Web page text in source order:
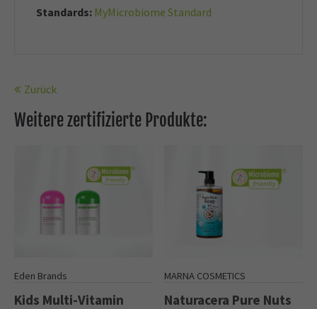
Standards: MyMicrobiome Standard
Zurück
Weitere zertifizierte Produkte:
Eden Brands
Kids Multi-Vitamin
MARNA COSMETICS
Naturacera Pure Nuts